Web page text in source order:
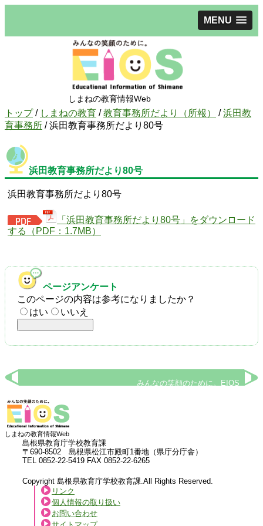
MENU
しまねの教育情報Web
現
在
位
置：
トップ/ しまねの教育 /教育事務所だより（所報） /浜田教
育事務所 /浜田教育事務所だより80号
浜田教育事務所だより80号
浜田教育事務所だより80号
「浜田教育事務所だより80号」をダウンロード
する（PDF：1.7MB）
ページアンケート
このページの内容は参考になりましたか？
はい
いいえ
みんなの笑顔のために。EIOS
しまねの教育情報Web
島根県教育庁学校教育課
〒690-8502 島根県松江市殿町1番地（県庁分庁舎）
TEL 0852-22-5419 FAX 0852-22-6265
Copyright 島根県教育庁学校教育課.All Rights Reserved.
リンク
個人情報の取り扱い
お問い合わせ